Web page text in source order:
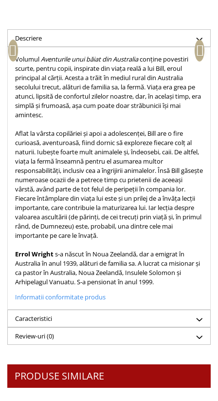
Romane
Meditatii
Pedagogie
Poezii
Reviste
Sanatate
Teologie
A doua venire
Apologetica
Dogmatica
Istoria Bisericii
Misiune
Viata crestina
Contemporaneitate
Devotional
Diverse
Lupta Spirituala
Schimbarea caracterului
Slujire
Suferinta
Viata din belsug
Viata de zi cu zi
Despre afaceri
Dezvoltare personala
Mediu
Sanatate / nutritie
Suport pentru pahar
Tablouri
Tablouri canvas
Termos
Descriere
VolumulAventurile unui băiat din Australiaconține povestiri
scurte, pentru copii, inspirate din viața reală a lui Bill, eroul
principal al cărții. Acesta a trăit în mediul rural din Australia
secolului trecut, alături de familia sa, la fermă. Viața era grea pe
atunci, lipsită de confortul zilelor noastre, dar, în același timp, era
simplă și frumoasă, așa cum poate doar străbunicii își mai
amintesc.
Aflat la vârsta copilăriei și apoi a adolescenței, Bill are o fire
curioasă, aventuroasă, fiind dornic să exploreze fiecare colț al
naturii. Iubește foarte mult animalele și, îndeosebi, caii. De altfel,
viața la fermă înseamnă pentru el asumarea multor
responsabilități, inclusiv cea a îngrijirii animalelor. Însă Bill găsește
numeroase ocazii de a petrece timp cu prietenii de aceeași
vârstă, având parte de tot felul de peripeții în compania lor.
Fiecare întâmplare din viața lui este și un prilej de a învăța lecții
importante, care contribuie la maturizarea lui. Iar lecția despre
valoarea ascultării (de părinți, de cei trecuți prin viață și, în primul
rând, de Dumnezeu) este, probabil, una dintre cele mai
importante pe care le învață.
Errol Wrights-a născut în Noua Zeelandă, dar a emigrat în
Australia în anul 1939, alături de familia sa. A lucrat ca misionar și
ca pastor în Australia, Noua Zeelandă, Insulele Solomon și
Arhipelagul Vanuatu. S-a pensionat în anul 1999.
Informatii conformitate produs
Caracteristici
Review-uri(0)
PRODUSE SIMILARE